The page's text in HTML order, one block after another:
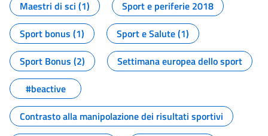
Maestri di sci (1)
Sport e periferie 2018
Sport bonus (1)
Sport e Salute (1)
Sport Bonus (2)
Settimana europea dello sport
#beactive
Contrasto alla manipolazione dei risultati sportivi